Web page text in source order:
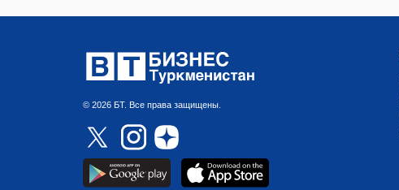
© 2026 БТ. Все права защищены.